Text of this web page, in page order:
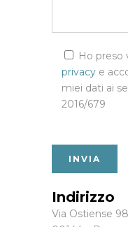
Ho preso
privacy e
miei dati ai
2016/679
Indirizzo
Via Ostiense